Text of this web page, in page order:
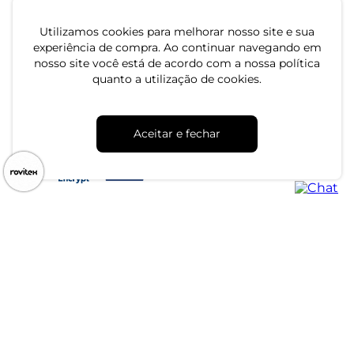
Utilizamos cookies para melhorar nosso site e sua
experiência de compra. Ao continuar navegando em
nosso site você está de acordo com a nossa política
quanto a utilização de cookies.
Aceitar e fechar
CNPJ: 79.233.672/0001-05
Av. Maria Marangoni, 391 - 89129-080 - Luiz Alves - SC